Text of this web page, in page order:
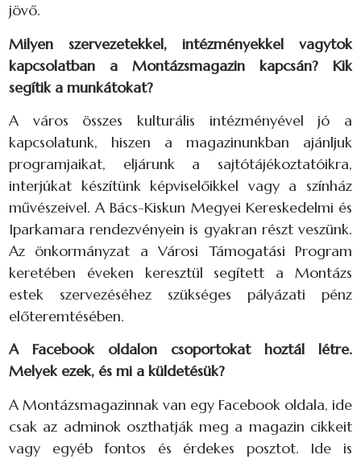
jövő.
Milyen szervezetekkel, intézményekkel vagytok
kapcsolatban a Montázsmagazin kapcsán? Kik
segítik a munkátokat?
A város összes kulturális intézményével jó a
kapcsolatunk, hiszen a magazinunkban ajánljuk
programjaikat, eljárunk a sajtótájékoztatóikra,
interjúkat készítünk képviselőikkel vagy a színház
művészeivel. A Bács-Kiskun Megyei Kereskedelmi és
Iparkamara rendezvényein is gyakran részt veszünk.
Az önkormányzat a Városi Támogatási Program
keretében éveken keresztül segített a Montázs
estek szervezéséhez szükséges pályázati pénz
előteremtésében.
A Facebook oldalon csoportokat hoztál létre.
Melyek ezek, és mi a küldetésük?
A Montázsmagazinnak van egy Facebook oldala, ide
csak az adminok oszthatják meg a magazin cikkeit
vagy egyéb fontos és érdekes posztot. Ide is